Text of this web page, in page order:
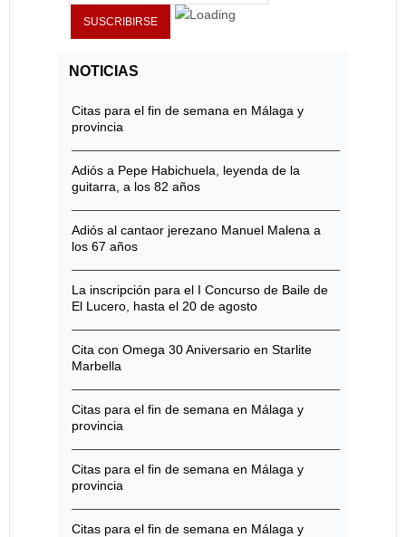
NOTICIAS
Citas para el fin de semana en Málaga y
provincia
Adiós a Pepe Habichuela, leyenda de la
guitarra, a los 82 años
Adiós al cantaor jerezano Manuel Malena a
los 67 años
La inscripción para el I Concurso de Baile de
El Lucero, hasta el 20 de agosto
Cita con Omega 30 Aniversario en Starlite
Marbella
Citas para el fin de semana en Málaga y
provincia
Citas para el fin de semana en Málaga y
provincia
Citas para el fin de semana en Málaga y